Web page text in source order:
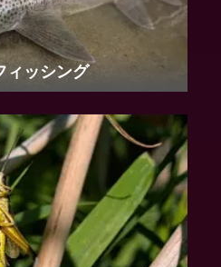
先に漂うただならぬ気